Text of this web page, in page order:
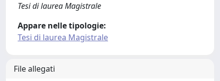
Tesi di laurea Magistrale
Appare nelle tipologie:
Tesi di laurea Magistrale
File allegati